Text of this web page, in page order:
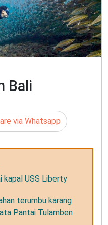
Bali
via Whatsapp
kapal USS Liberty
terumbu karang
Pantai Tulamben